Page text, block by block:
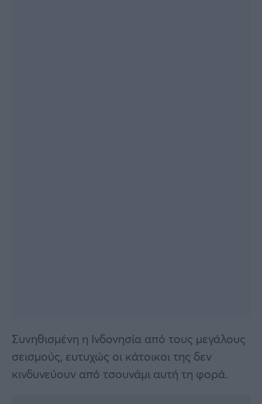
Συνηθισμένη η Ινδονησία από τους μεγάλους
σεισμούς, ευτυχώς οι κάτοικοι της δεν
κινδυνεύουν από τσουνάμι αυτή τη φορά.